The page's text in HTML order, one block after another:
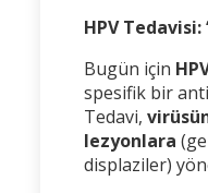
HPV Tedavisi:
Bugün için
spesifik bir
Tedavi,
lezyonlara
displaziler)